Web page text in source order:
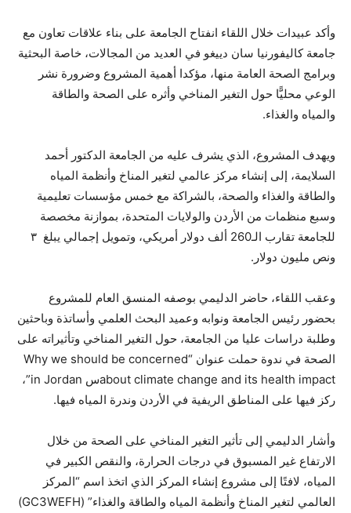
وأكد عبيدات خلال اللقاء انفتاح الجامعة على بناء علاقات تعاون مع
جامعة كاليفورنيا سان دييغو في العديد من المجالات، خاصة البحثية
وبرامج الصحة العامة منها، مؤكدا أهمية المشروع وضرورة نشر
الوعي محليًّا حول التغير المناخي وأثره على الصحة والطاقة
والمياه والغذاء.
ويهدف المشروع، الذي يشرف عليه من الجامعة الدكتور أحمد
السلايمة، إلى إنشاء مركز عالمي لتغير المناخ وأنظمة المياه
والطاقة والغذاء والصحة، بالشراكة مع خمس مؤسسات تعليمية
وسبع منظمات من الأردن والولايات المتحدة، بموازنة مخصصة
للجامعة تقارب الـ260 ألف دولار أمريكي، وتمويل إجمالي يبلغ ٣
ونص مليون دولار.
وعقب اللقاء، حاضر الدليمي بوصفه المنسق العام للمشروع
بحضور رئيس الجامعة ونوابه وعميد البحث العلمي وأساتذة وباحثين
وطلبة دراسات عليا من الجامعة، حول التغير المناخي وتأثيراته على
الصحة في ندوة حملت عنوان “Why we should be concerned
about climate change and its health impactس in Jordan”،
ركز فيها على المناطق الريفية في الأردن وندرة المياه فيها.
وأشار الدليمي إلى تأثير التغير المناخي على الصحة من خلال
الارتفاع غير المسبوق في درجات الحرارة، والنقص الكبير في
المياه، لافتًا إلى مشروع إنشاء المركز الذي اتخذ اسم “المركز
العالمي لتغير المناخ وأنظمة المياه والطاقة والغذاء” (GC3WEFH)